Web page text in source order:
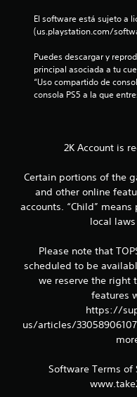
El software está sujeto a
(us.playstation.com/
Puedes descargar y
principal asociada a tu
“Uso compartido de
consola PS5 a la que
2K Account is
Certain portions of the
and other online
accounts. “Child”
local
Please note that
scheduled to be
we reserve the right
features
https://
us/articles/
Software Terms of